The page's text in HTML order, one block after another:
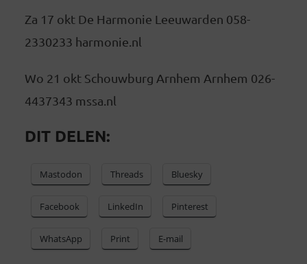
Za 17 okt De Harmonie Leeuwarden 058-
2330233 harmonie.nl
Wo 21 okt Schouwburg Arnhem Arnhem 026-
4437343 mssa.nl
DIT DELEN:
Mastodon Threads Bluesky
Facebook LinkedIn Pinterest
WhatsApp Print E-mail